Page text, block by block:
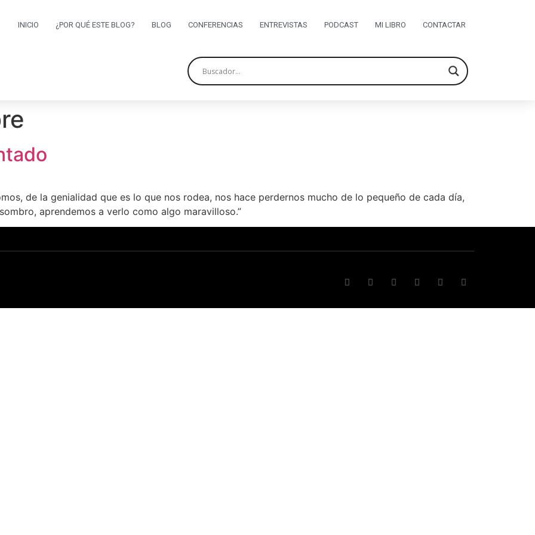
INICIO ¿POR QUÉ ESTE BLOG? BLOG CONFERENCIAS ENTREVISTAS PODCAST MI LIBRO CONTACTAR
de la genialidad que es lo que nos rodea, nos hace perdernos mucho de lo pequeño de cada día,
aprendemos a verlo como algo maravilloso.”